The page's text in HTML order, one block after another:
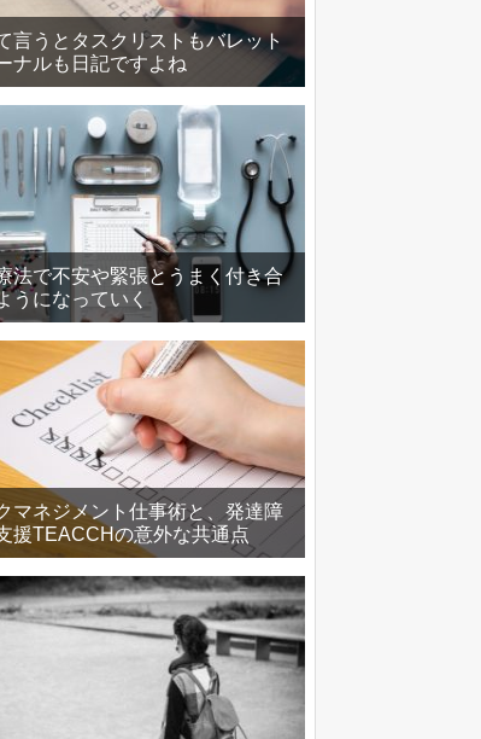
言うとタスクリストもバレット
ナルも日記ですよね
法で不安や緊張とうまく付き合
うになっていく
マネジメント仕事術と、発達障
援TEACCHの意外な共通点